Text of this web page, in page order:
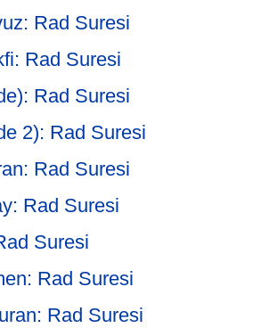
Rad Suresi
Rad Suresi
Rad Suresi
2): Rad Suresi
Rad Suresi
Rad Suresi
Suresi
Rad Suresi
Rad Suresi